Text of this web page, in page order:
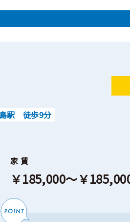
駅 徒歩9分
家 賃
￥185,000～￥